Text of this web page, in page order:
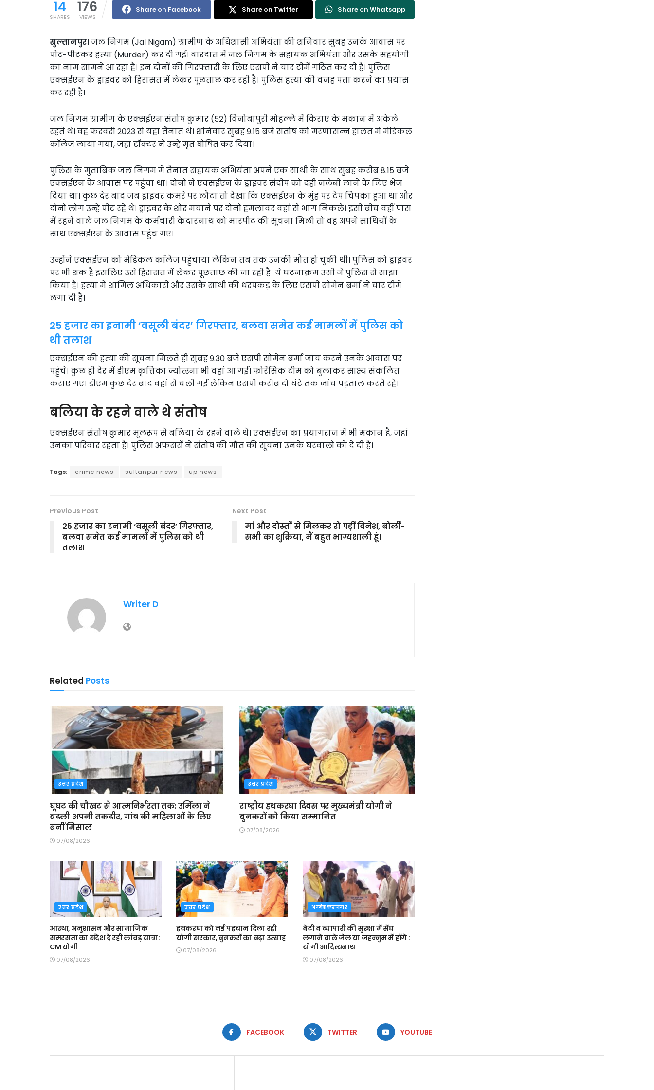
14
SHARES
176
VIEWS
Share on Facebook Share on Twitter Share on Whatsapp
सुल्तानपुर। जल निगम (Jal Nigam) ग्रामीण के अधिशासी अभियंता की शनिवार सुबह उनके आवास पर
पीट-पीटकर हत्या (Murder) कर दी गई। वारदात में जल निगम के सहायक अभियंता और उसके सहयोगी
का नाम सामने आ रहा है। इन दोनों की गिरफ्तारी के लिए एसपी ने चार टीमें गठित कर दी हैं। पुलिस
एक्सईएन के ड्राइवर को हिरासत में लेकर पूछताछ कर रही है। पुलिस हत्या की वजह पता करने का प्रयास
कर रही है।
जल निगम ग्रामीण के एक्सईएन संतोष कुमार (52) विनोबापुरी मोहल्ले में किराए के मकान में अकेले
रहते थे। वह फरवरी 2023 से यहां तैनात थे। शनिवार सुबह 9.15 बजे संतोष को मरणासन्न हालत में मेडिकल
कॉलेज लाया गया, जहां डॉक्टर ने उन्हें मृत घोषित कर दिया।
पुलिस के मुताबिक जल निगम में तैनात सहायक अभियंता अपने एक साथी के साथ सुबह करीब 8.15 बजे
एक्सईएन के आवास पर पहुंचा था। दोनों ने एक्सईएन के ड्राइवर संदीप को दही जलेबी लाने के लिए भेज
दिया था। कुछ देर बाद जब ड्राइवर कमरे पर लौटा तो देखा कि एक्सईएन के मुंह पर टेप चिपका हुआ था और
दोनों लोग उन्हें पीट रहे थे। ड्राइवर के शोर मचाने पर दोनों हमलावर वहां से भाग निकले। इसी बीच वहीं पास
में रहने वाले जल निगम के कर्मचारी केदारनाथ को मारपीट की सूचना मिली तो वह अपने साथियों के
साथ एक्सईएन के आवास पहुंच गए।
उन्होंने एक्सईएन को मेडिकल कॉलेज पहुंचाया लेकिन तब तक उनकी मौत हो चुकी थी। पुलिस को ड्राइवर
पर भी शक है इसलिए उसे हिरासत में लेकर पूछताछ की जा रही है। ये घटनाक्रम उसी ने पुलिस से साझा
किया है। हत्या में शामिल अधिकारी और उसके साथी की धरपकड़ के लिए एसपी सोमेन बर्मा ने चार टीमें
लगा दी हैं।
25 हजार का इनामी ‘वसूली बंदर’ गिरफ्तार, बलवा समेत कई मामलों में पुलिस को
थी तलाश
एक्सईएन की हत्या की सूचना मिलते ही सुबह 9.30 बजे एसपी सोमेन बर्मा जांच करने उनके आवास पर
पहुंचे। कुछ ही देर में डीएम कृत्तिका ज्योत्स्ना भी वहां आ गईं। फोरेंसिक टीम को बुलाकर साक्ष्य संकलित
कराए गए। डीएम कुछ देर बाद वहां से चली गईं लेकिन एसपी करीब दो घंटे तक जांच पड़ताल करते रहे।
बलिया के रहने वाले थे संतोष
एक्सईएन संतोष कुमार मूलरूप से बलिया के रहने वाले थे। एक्सईएन का प्रयागराज में भी मकान है, जहां
उनका परिवार रहता है। पुलिस अफसरों ने संतोष की मौत की सूचना उनके घरवालों को दे दी है।
Tags: crime news sultanpur news up news
Previous Post
25 हजार का इनामी ‘वसूली बंदर’ गिरफ्तार,
बलवा समेत कई मामलों में पुलिस को थी
तलाश
Next Post
मां और दोस्तों से मिलकर रो पड़ीं विनेश, बोलीं-
सभी का शुक्रिया, मैं बहुत भाग्यशाली हूं।
Writer D
Related Posts
उत्तर प्रदेश
घूंघट की चौखट से आत्मनिर्भरता तक: उर्मिला ने
बदली अपनी तकदीर, गांव की महिलाओं के लिए
बनीं मिसाल
07/08/2026
उत्तर प्रदेश
राष्ट्रीय हथकरघा दिवस पर मुख्यमंत्री योगी ने
बुनकरों को किया सम्मानित
07/08/2026
उत्तर प्रदेश
आस्था, अनुशासन और सामाजिक
समरसता का संदेश दे रही कांवड़ यात्रा:
CM योगी
07/08/2026
उत्तर प्रदेश
हथकरघा को नई पहचान दिला रही
योगी सरकार, बुनकरों का बढ़ा उत्साह
07/08/2026
अम्बेडकरनगर
बेटी व व्यापारी की सुरक्षा में सेंध
लगाने वाले जेल या जहन्नुम में होंगे :
योगी आदित्यनाथ
07/08/2026
FACEBOOK TWITTER YOUTUBE